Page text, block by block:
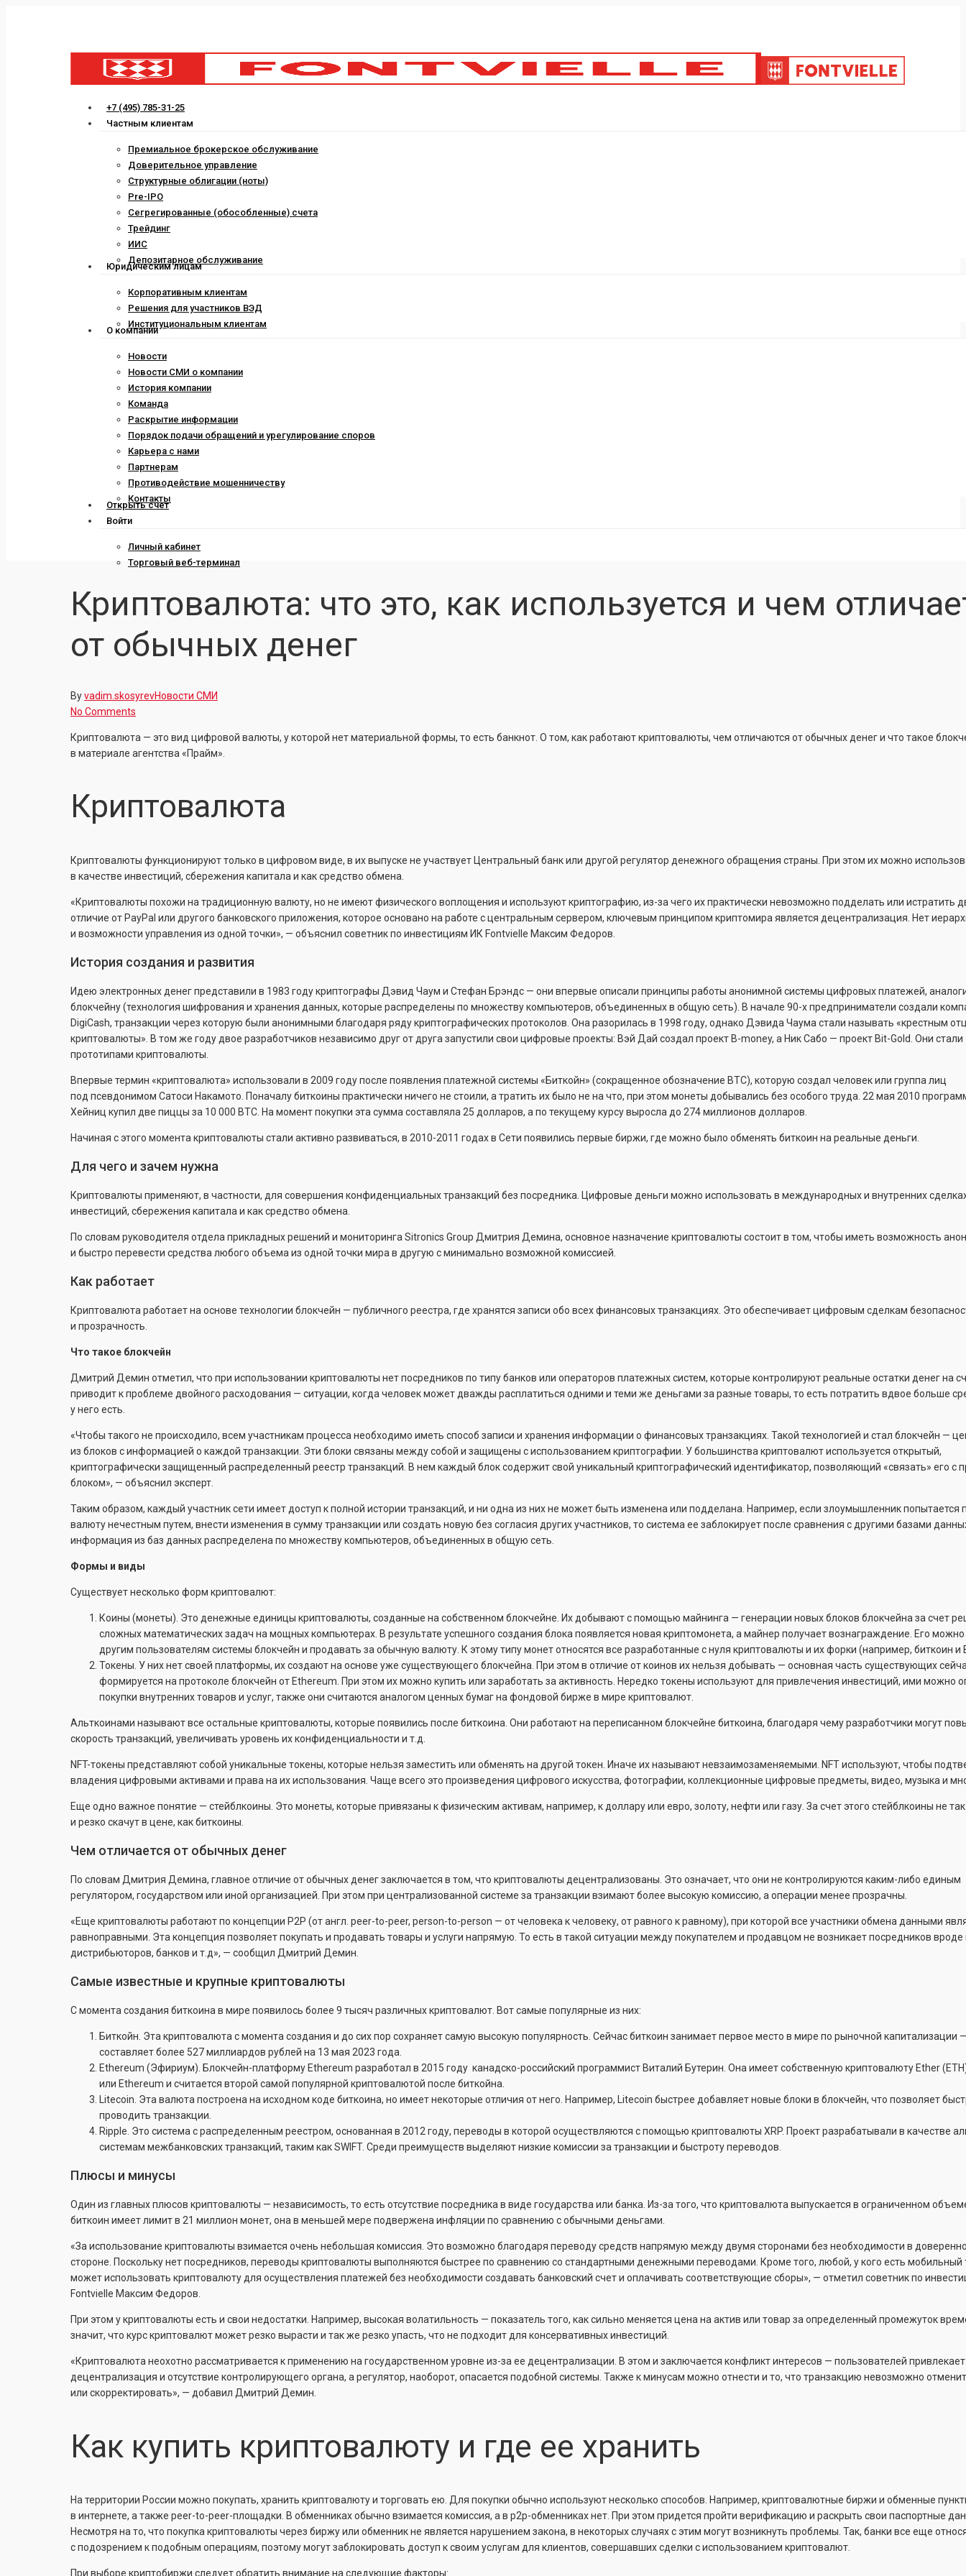
Menu
+7 (495) 785-31-25
Частным клиентам
Премиальное брокерское обслуживание
Доверительное управление
Структурные облигации (ноты)
Pre-IPO
Сегрегированные (обособленные) счета
Трейдинг
ИИС
Депозитарное обслуживание
Юридическим лицам
Корпоративным клиентам
Решения для участников ВЭД
Институциональным клиентам
О компании
Новости
Новости СМИ о компании
История компании
Команда
Раскрытие информации
Порядок подачи обращений и урегулирование споров
Карьера с нами
Партнерам
Противодействие мошенничеству
Контакты
Открыть счет
Войти
Личный кабинет
Торговый веб-терминал
Криптовалюта: что это, как используется и чем
от обычных денег
Byvadim.skosyrevНовости СМИ
No Comments
Криптовалюта — это вид цифровой валюты, у которой нет материальной формы, то есть банкнот. О том, как работают криптовалюты, чем отличаются от обычных денег и что такое
в материале агентства «Прайм».
Криптовалюта
Криптовалюты функционируют только в цифровом виде, в их выпуске не участвует Центральный банк или другой регулятор денежного обращения страны. При этом их можно
в качестве инвестиций, сбережения капитала и как средство обмена.
«Криптовалюты похожи на традиционную валюту, но не имеют физического воплощения и используют криптографию, из-за чего их практически невозможно подделать или истратить
отличие от PayPal или другого банковского приложения, которое основано на работе с центральным сервером, ключевым принципом криптомира является децентрализация. Нет
и возможности управления из одной точки», — объяснил советник по инвестициям ИК Fontvielle Максим Федоров.
История создания и развития
Идею электронных денег представили в 1983 году криптографы Дэвид Чаум и Стефан Брэндс — они впервые описали принципы работы анонимной системы цифровых платежей,
блокчейну (технология шифрования и хранения данных, которые распределены по множеству компьютеров, объединенных в общую сеть). В начале 90-х предприниматели создали
DigiCash, транзакции через которую были анонимными благодаря ряду криптографических протоколов. Она разорилась в 1998 году, однако Дэвида Чаума стали называть «крестным
криптовалюты». В том же году двое разработчиков независимо друг от друга запустили свои цифровые проекты: Вэй Дай создал проект B-money, а Ник Сабо — проект Bit-Gold. Они стали
прототипами криптовалюты.
Впервые термин «криптовалюта» использовали в 2009 году после появления платежной системы «Биткойн» (сокращенное обозначение BTC), которую создал человек или группа лиц
под псевдонимом Сатоси Накамото. Поначалу биткоины практически ничего не стоили, а тратить их было не на что, при этом монеты добывались без особого труда. 22 мая 2010
Хейниц купил две пиццы за 10 000 BTC. На момент покупки эта сумма составляла 25 долларов, а по текущему курсу выросла до 274 миллионов долларов.
Начиная с этого момента криптовалюты стали активно развиваться, в 2010-2011 годах в Сети появились первые биржи, где можно было обменять биткоин на реальные деньги.
Для чего и зачем нужна
Криптовалюты применяют, в частности, для совершения конфиденциальных транзакций без посредника. Цифровые деньги можно использовать в международных и внутренних
инвестиций, сбережения капитала и как средство обмена.
По словам руководителя отдела прикладных решений и мониторинга Sitronics Group Дмитрия Демина, основное назначение криптовалюты состоит в том, чтобы иметь возможность
и быстро перевести средства любого объема из одной точки мира в другую с минимально возможной комиссией.
Как работает
Криптовалюта работает на основе технологии блокчейн — публичного реестра, где хранятся записи обо всех финансовых транзакциях. Это обеспечивает цифровым сделкам
и прозрачность.
Что такое блокчейн
Дмитрий Демин отметил, что при использовании криптовалюты нет посредников по типу банков или операторов платежных систем, которые контролируют реальные остатки денег на
приводит к проблеме двойного расходования — ситуации, когда человек может дважды расплатиться одними и теми же деньгами за разные товары, то есть потратить вдвое больше
у него есть.
«Чтобы такого не происходило, всем участникам процесса необходимо иметь способ записи и хранения информации о финансовых транзакциях. Такой технологией и стал блокчейн —
из блоков с информацией о каждой транзакции. Эти блоки связаны между собой и защищены с использованием криптографии. У большинства криптовалют используется открытый,
криптографически защищенный распределенный реестр транзакций. В нем каждый блок содержит свой уникальный криптографический идентификатор, позволяющий «связать» его с
блоком», — объяснил эксперт.
Таким образом, каждый участник сети имеет доступ к полной истории транзакций, и ни одна из них не может быть изменена или подделана. Например, если злоумышленник попытается
валюту нечестным путем, внести изменения в сумму транзакции или создать новую без согласия других участников, то система ее заблокирует после сравнения с другими базами
информация из баз данных распределена по множеству компьютеров, объединенных в общую сеть.
Формы и виды
Существует несколько форм криптовалют:
Коины (монеты). Это денежные единицы криптовалюты, созданные на собственном блокчейне. Их добывают с помощью майнинга — генерации новых блоков блокчейна за счет
сложных математических задач на мощных компьютерах. В результате успешного создания блока появляется новая криптомонета, а майнер получает вознаграждение. Его
другим пользователям системы блокчейн и продавать за обычную валюту. К этому типу монет относятся все разработанные с нуля криптовалюты и их форки (например, биткоин и
Токены. У них нет своей платформы, их создают на основе уже существующего блокчейна. При этом в отличие от коинов их нельзя добывать — основная часть существующих
формируется на протоколе блокчейн от Ethereum. При этом их можно купить или заработать за активность. Нередко токены используют для привлечения инвестиций, ими можно
покупки внутренних товаров и услуг, также они считаются аналогом ценных бумаг на фондовой бирже в мире криптовалют.
Альткоинами называют все остальные криптовалюты, которые появились после биткоина. Они работают на переписанном блокчейне биткоина, благодаря чему разработчики могут
скорость транзакций, увеличивать уровень их конфиденциальности и т.д.
NFT-токены представляют собой уникальные токены, которые нельзя заместить или обменять на другой токен. Иначе их называют невзаимозаменяемыми. NFT используют, чтобы
владения цифровыми активами и права на их использования. Чаще всего это произведения цифрового искусства, фотографии, коллекционные цифровые предметы, видео, музыка и
Еще одно важное понятие — стейблкоины. Это монеты, которые привязаны к физическим активам, например, к доллару или евро, золоту, нефти или газу. За счет этого стейблкоины не
и резко скачут в цене, как биткоины.
Чем отличается от обычных денег
По словам Дмитрия Демина, главное отличие от обычных денег заключается в том, что криптовалюты децентрализованы. Это означает, что они не контролируются каким-либо единым
регулятором, государством или иной организацией. При этом при централизованной системе за транзакции взимают более высокую комиссию, а операции менее прозрачны.
«Еще криптовалюты работают по концепции P2P (от англ. peer-to-peer, person-to-person — от человека к человеку, от равного к равному), при которой все участники обмена данными
равноправными. Эта концепция позволяет покупать и продавать товары и услуги напрямую. То есть в такой ситуации между покупателем и продавцом не возникает посредников вроде
дистрибьюторов, банков и т.д», — сообщил Дмитрий Демин.
Самые известные и крупные криптовалюты
С момента создания биткоина в мире появилось более 9 тысяч различных криптовалют. Вот самые популярные из них:
Биткойн. Эта криптовалюта с момента создания и до сих пор сохраняет самую высокую популярность. Сейчас биткоин занимает первое место в мире по рыночной капитализации
составляет более 527 миллиардов рублей на 13 мая 2023 года.
Ethereum (Эфириум). Блокчейн-платформу Ethereum разработал в 2015 году канадско-российский программист Виталий Бутерин. Она имеет собственную криптовалюту Ether
или Ethereum и считается второй самой популярной криптовалютой после биткойна.
Litecoin. Эта валюта построена на исходном коде биткоина, но имеет некоторые отличия от него. Например, Litecoin быстрее добавляет новые блоки в блокчейн, что позволяет
проводить транзакции.
Ripple. Это система с распределенным реестром, основанная в 2012 году, переводы в которой осуществляются с помощью криптовалюты XRP. Проект разрабатывали в качестве
системам межбанковских транзакций, таким как SWIFT. Среди преимуществ выделяют низкие комиссии за транзакции и быстроту переводов.
Плюсы и минусы
Один из главных плюсов криптовалюты — независимость, то есть отсутствие посредника в виде государства или банка. Из-за того, что криптовалюта выпускается в ограниченном
биткоин имеет лимит в 21 миллион монет, она в меньшей мере подвержена инфляции по сравнению с обычными деньгами.
«За использование криптовалюты взимается очень небольшая комиссия. Это возможно благодаря переводу средств напрямую между двумя сторонами без необходимости в
стороне. Поскольку нет посредников, переводы криптовалюты выполняются быстрее по сравнению со стандартными денежными переводами. Кроме того, любой, у кого есть мобильный
может использовать криптовалюту для осуществления платежей без необходимости создавать банковский счет и оплачивать соответствующие сборы», — отметил советник по
Fontvielle Максим Федоров.
При этом у криптовалюты есть и свои недостатки. Например, высокая волатильность — показатель того, как сильно меняется цена на актив или товар за определенный промежуток
значит, что курс криптовалют может резко вырасти и так же резко упасть, что не подходит для консервативных инвестиций.
«Криптовалюта неохотно рассматривается к применению на государственном уровне из-за ее децентрализации. В этом и заключается конфликт интересов — пользователей привлекает
децентрализация и отсутствие контролирующего органа, а регулятор, наоборот, опасается подобной системы. Также к минусам можно отнести и то, что транзакцию невозможно
или скорректировать», — добавил Дмитрий Демин.
Как купить криптовалюту и где ее хранить
На территории России можно покупать, хранить криптовалюту и торговать ею. Для покупки обычно используют несколько способов. Например, криптовалютные биржи и обменные
в интернете, а также peer-to-peer-площадки. В обменниках обычно взимается комиссия, а в p2p-обменниках нет. При этом придется пройти верификацию и раскрыть свои паспортные
Несмотря на то, что покупка криптовалюты через биржу или обменник не является нарушением закона, в некоторых случаях с этим могут возникнуть проблемы. Так, банки все еще
с подозрением к подобным операциям, поэтому могут заблокировать доступ к своим услугам для клиентов, совершавших сделки с использованием криптовалют.
При выборе криптобиржи следует обратить внимание на следующие факторы: